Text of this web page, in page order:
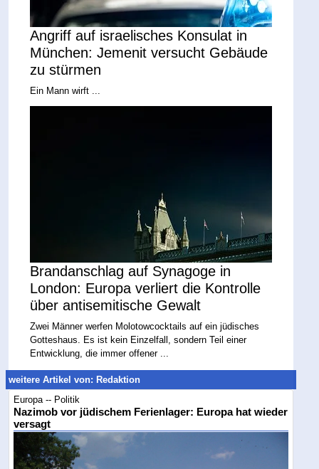
Angriff auf israelisches Konsulat in
München: Jemenit versucht Gebäude
zu stürmen
Ein Mann wirft ...
Brandanschlag auf Synagoge in
London: Europa verliert die Kontrolle
über antisemitische Gewalt
Zwei Männer werfen Molotowcocktails auf ein jüdisches
Gotteshaus. Es ist kein Einzelfall, sondern Teil einer
Entwicklung, die immer offener ...
weitere Artikel von: Redaktion
Europa -- Politik
Nazimob vor jüdischem Ferienlager: Europa hat wieder
versagt